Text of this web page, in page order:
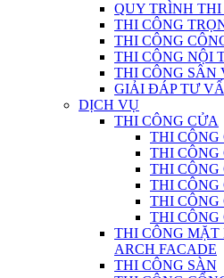
QUY TRÌNH THI
THI CÔNG
THI CÔNG
THI CÔNG NỘI
THI CÔNG SÂN
GIẢI ĐÁP TƯ
DỊCH VỤ
THI CÔNG CỬA
THI CÔNG
THI CÔNG
THI CÔNG
THI CÔNG
THI CÔNG
THI CÔNG
THI CÔNG
ARCH FACADE
THI CÔNG SÀN